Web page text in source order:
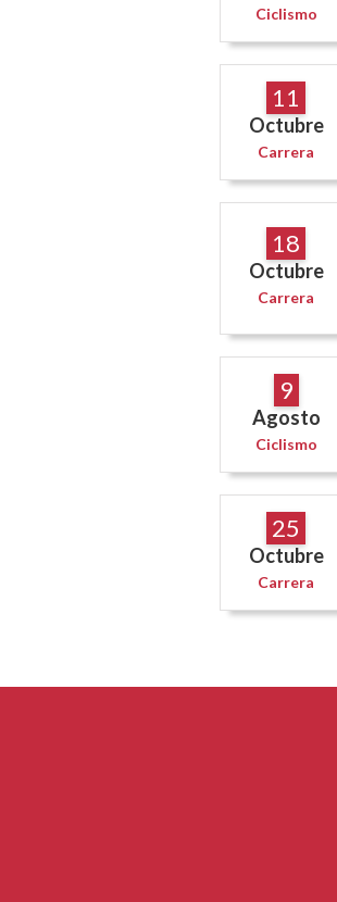
Ciclismo
11
Octubre
Carrera
18
Octubre
Carrera
9
Agosto
Ciclismo
25
Octubre
Carrera